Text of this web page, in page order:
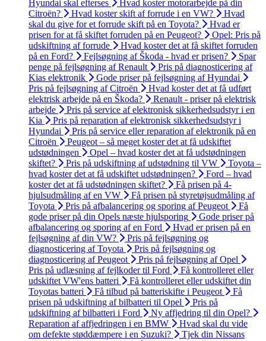
Hyundai skal efterses
Hvad koster motorarbejde på din
Citroën?
Hvad koster skift af forrude i en VW?
Hvad
skal du give for et forrude skift på en Toyota?
Hvad er
prisen for at få skiftet forruden på en Peugeot?
Opel: Pris på
udskiftning af forrude
Hvad koster det at få skiftet forruden
på en Ford?
Fejlsøgning af Škoda - hvad er prisen?
Spar
penge på fejlsøgning af Renault
Pris på diagnosticering af
Kias elektronik
Gode priser på fejlsøgning af Hyundai
Pris på fejlsøgning af Citroën
Hvad koster det at få udført
elektrisk arbejde på en Škoda?
Renault - priser på elektrisk
arbejde
Pris på service af elektronisk sikkerhedsudstyr i en
Kia
Pris på reparation af elektronisk sikkerhedsudstyr i
Hyundai
Pris på service eller reparation af elektronik på en
Citroën
Peugeot – så meget koster det at få udskiftet
udstødningen
Opel – hvad koster det at få udstødningen
skiftet?
Pris på udskiftning af udstødning til VW
Toyota –
hvad koster det at få udskiftet udstødningen?
Ford – hvad
koster det at få udstødningen skiftet?
Få prisen på 4-
hjulsudmåling af en VW
Få prisen på styretøjsudmåling af
Toyota
Pris på afbalancering og sporing af Peugeot
Få
gode priser på din Opels næste hjulsporing
Gode priser på
afbalancering og sporing af en Ford
Hvad er prisen på en
fejlsøgning af din VW?
Pris på fejlsøgning og
diagnosticering af Toyota
Pris på fejlsøgning og
diagnosticering af Peugeot
Pris på fejlsøgning af Opel
Pris på udlæsning af fejlkoder til Ford
Få kontrolleret eller
udskiftet VW'ens batteri
Få kontrolleret eller udskiftet din
Toyotas batteri
Få tilbud på batteriskifte i Peugeot
Få
prisen på udskiftning af bilbatteri til Opel
Pris på
udskiftning af bilbatteri i Ford
Ny affjedring til din Opel?
Reparation af affjedringen i en BMW
Hvad skal du vide
om defekte støddæmpere i en Suzuki?
Tjek din Nissans